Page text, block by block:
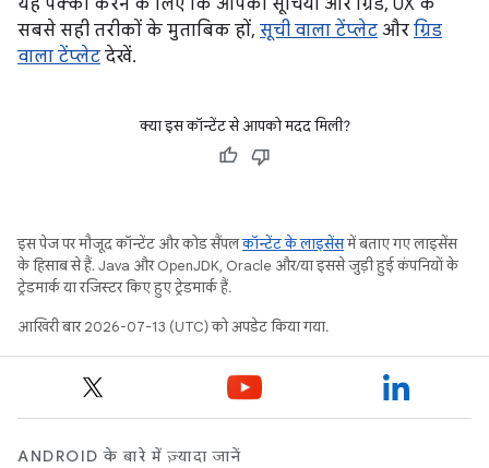
यह पक्का करने के लिए कि आपकी सूचियां और ग्रिड, UX के
सबसे सही तरीकों के मुताबिक हों, सूची वाला टेंप्लेट और ग्रिड
वाला टेंप्लेट देखें.
क्या इस कॉन्टेंट से आपको मदद मिली?
इस पेज पर मौजूद कॉन्टेंट और कोड सैंपलकॉन्टेंट के लाइसेंसमें बताए गए लाइसेंस
के हिसाब से हैं. Java और OpenJDK, Oracle और/या इससे जुड़ी हुई कंपनियों के
ट्रेडमार्क या रजिस्टर किए हुए ट्रेडमार्क हैं.
आखिरी बार 2026-07-13 (UTC) को अपडेट किया गया.
ANDROID के बारे में ज़्यादा जानें